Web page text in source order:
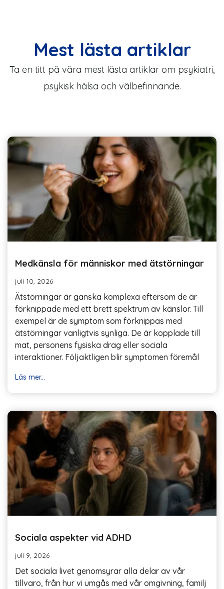
Mest lästa artiklar
Ta en titt på våra mest lästa artiklar om psykiatri,
psykisk hälsa och välbefinnande.
Medkänsla för människor med ätstörningar
juli 10, 2026
Ätstörningar är ganska komplexa eftersom de är
förknippade med ett brett spektrum av känslor. Till
exempel är de symptom som förknippas med
ätstörningar vanligtvis synliga. De är kopplade till
mat, personens fysiska drag eller sociala
interaktioner. Följaktligen blir symptomen föremål
Läs mer...
Sociala aspekter vid ADHD
juli 9, 2026
Det sociala livet genomsyrar alla delar av vår
tillvaro, från hur vi umgås med vår omgivning, familj